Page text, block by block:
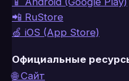
📲 RuStore
🍏 iOS (App Store)
Официальные
🌐 Сайт